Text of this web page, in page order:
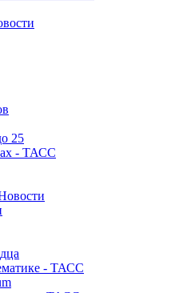
25
- ТАСС
- ТАСС